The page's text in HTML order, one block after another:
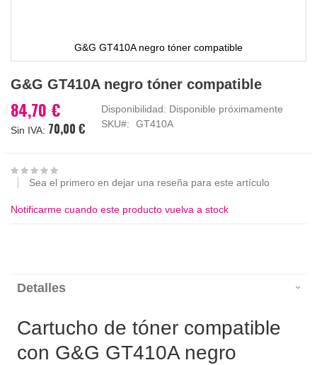
G&G GT410A negro tóner compatible
al
de
la
imágenes
G&G GT410A negro tóner compatible
84,70 €
70,00 €
Disponibilidad: Disponible próximamente
SKU
GT410A
Sea el primero en dejar una reseña para este artículo
Notificarme cuando este producto vuelva a stock
Detalles
Cartucho de tóner compatible
con G&G GT410A negro